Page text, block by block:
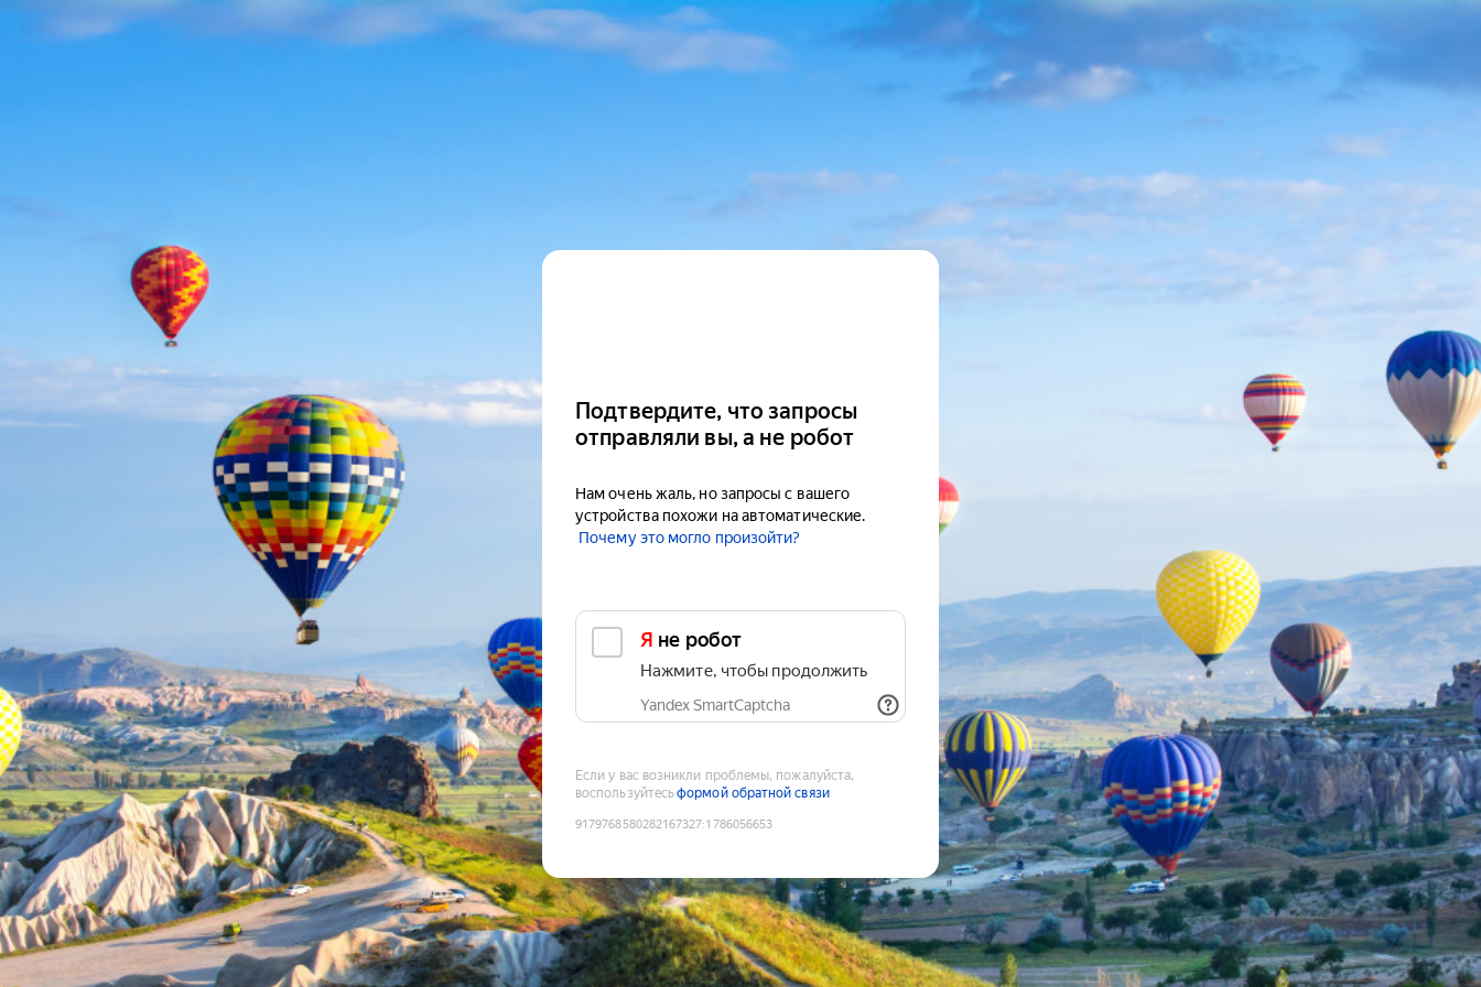
Подтвердите, что запросы
отправляли вы, а не робот
Нам очень жаль, но запросы с вашего
устройства похожи на автоматические.
Почему это могло произойти?
Я не робот
Нажмите, чтобы продолжить
Yandex SmartCaptcha
Если у вас возникли проблемы, пожалуйста,
воспользуйтесьформой обратной связи
9179768580282167327:1786056653